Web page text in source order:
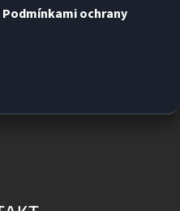
Podmínkami ochrany